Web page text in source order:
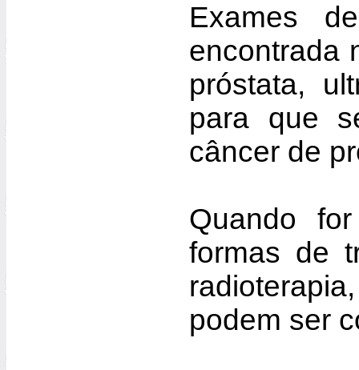
Exames
encontrada
próstata,
para que
câncer de
Quando
formas de
podem ser